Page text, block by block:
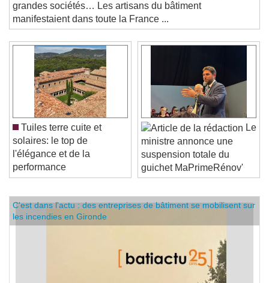
grandes sociétés… Les artisans du bâtiment
manifestaient dans toute la France ...
Tuiles terre cuite et
solaires: le top de
l'élégance et de la
performance
ministre annonce une
suspension totale du
guichet MaPrimeRénov'
C'est dans l'actu : des entreprises de bâtiment se mobilisent sur
les incendies en Gironde